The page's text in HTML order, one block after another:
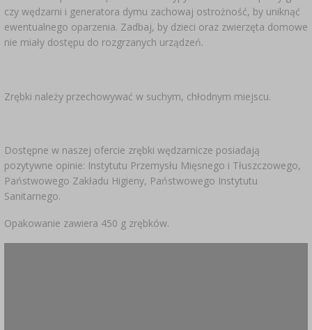
czy wędzarni i generatora dymu zachowaj ostrożność, by uniknąć
ewentualnego oparzenia. Zadbaj, by dzieci oraz zwierzęta domowe
nie miały dostępu do rozgrzanych urządzeń.
Zrębki należy przechowywać w suchym, chłodnym miejscu.
Dostępne w naszej ofercie zrębki wędzarnicze posiadają
pozytywne opinie: Instytutu Przemysłu Mięsnego i Tłuszczowego,
Państwowego Zakładu Higieny, Państwowego Instytutu
Sanitarnego.
Opakowanie zawiera 450 g zrębków.